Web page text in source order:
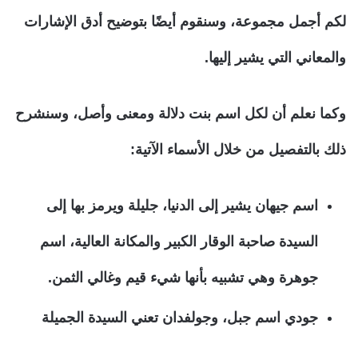
لكم أجمل مجموعة، وسنقوم أيضًا بتوضيح أدق الإشارات
والمعاني التي يشير إليها.
وكما نعلم أن لكل اسم بنت دلالة ومعنى وأصل، وسنشرح
ذلك بالتفصيل من خلال الأسماء الآتية:
اسم جيهان يشير إلى الدنيا، جليلة ويرمز بها إلى
السيدة صاحبة الوقار الكبير والمكانة العالية، اسم
جوهرة وهي تشبيه بأنها شيء قيم وغالي الثمن.
جودي اسم جبل، وجولفدان تعني السيدة الجميلة